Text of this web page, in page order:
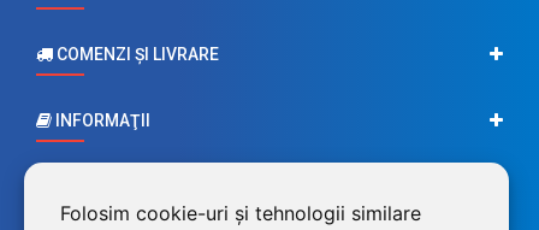
Folosim cookie-uri și tehnologii similare
COMENZI ŞI LIVRARE
INFORMAŢII